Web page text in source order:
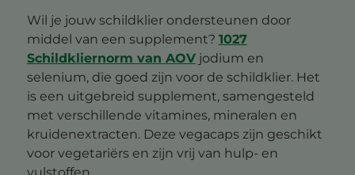
Wil je jouw schildklier ondersteunen door
middel van een supplement? 1027
Schildkliernorm van AOVjodium en
selenium, die goed zijn voor de schildklier. Het
is een uitgebreid supplement, samengesteld
met verschillende vitamines, mineralen en
kruidenextracten. Deze vegacaps zijn geschikt
voor vegetariërs en zijn vrij van hulp- en